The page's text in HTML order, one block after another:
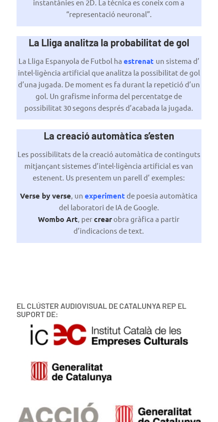
instantànies en 2D. La técnica es coneix com a
“representació neuronal”.
La Lliga analitza la probabilitat de gol
La Lliga Espanyola de Futbol ha estrenat un sistema d’
intel·ligència artificial que analitza la possibilitat de gol
d’una jugada. De moment es fa durant la repetició d’un
gol. Un grafisme informa del percentatge de
possibilitat 30 segons després d’acabada la jugada.
La creació automàtica s’esten
Les possibilitats de la creació automàtica de continguts
mitjançant sistemes d’intel·ligència artificial es van
estenent. Us presentem un parell d’ exemples:
Verse by verse, unexperiment de poesia automàtica
del laboratori de IA de Google.
Wombo Art, percrearobra gràfica a partir
d’indicacions de text.
EL CLÚSTER AUDIOVISUAL DE CATALUNYA REP EL
SUPORT DE: